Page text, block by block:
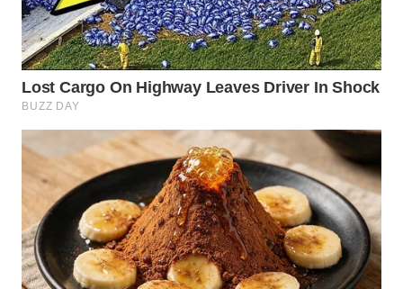
WN
MAJALENGKA
WN
WN
SUKABUMI
WN
PURWAKARTA